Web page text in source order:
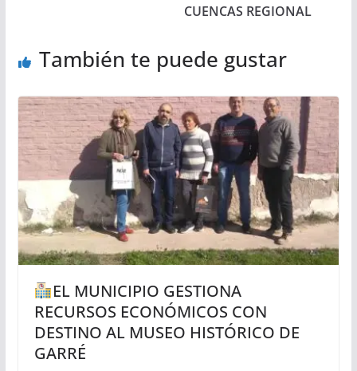
CUENCAS REGIONAL
También te puede gustar
EL MUNICIPIO GESTIONA
RECURSOS ECONÓMICOS CON
DESTINO AL MUSEO HISTÓRICO DE
GARRÉ